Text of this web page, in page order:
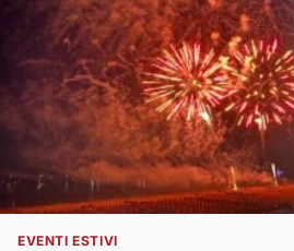
EVENTI ESTIVI